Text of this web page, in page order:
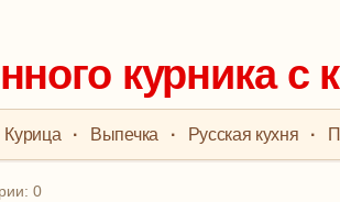
курника с
Курица · Выпечка · Русская кухня ·
0